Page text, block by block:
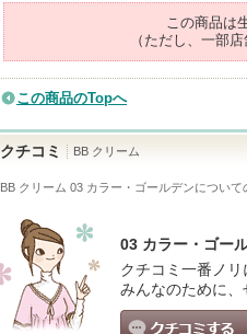
この商品は
（ただし、一部
この商品のTopへ
クチコミ BB クリーム
BB クリーム 03 カラー・ゴールデンについて
03 カラー・ゴー
クチコミ一番ノリ
みんなのために、